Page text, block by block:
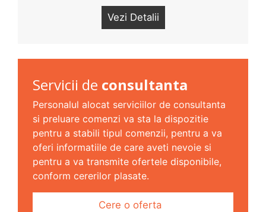
Vezi Detalii
Servicii de consultanta
Personalul alocat serviciilor de consultanta
si preluare comenzi va sta la dispozitie
pentru a stabili tipul comenzii, pentru a va
oferi informatiile de care aveti nevoie si
pentru a va transmite ofertele disponibile,
conform cererilor plasate.
Cere o oferta